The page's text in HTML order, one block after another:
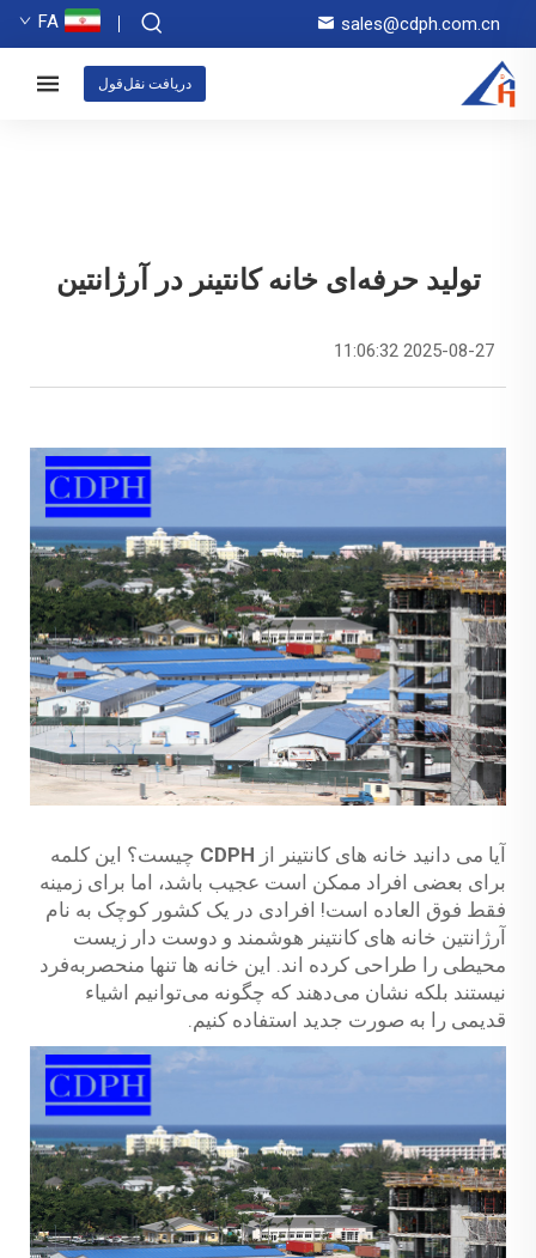
sales@cdph.com.cn
FA
دریافت نقل‌قول
تولید حرفه‌ای خانه کانتینر در آرژانتین
2025-08-27 11:06:32
آیا می دانید خانه های کانتینر از CDPH چیست؟ این کلمه
برای بعضی افراد ممکن است عجیب باشد، اما برای زمینه
فقط فوق العاده است! افرادی در یک کشور کوچک به نام
آرژانتین خانه های کانتینر هوشمند و دوست دار زیست
محیطی را طراحی کرده اند. این خانه ها تنها منحصربه‌فرد
نیستند بلکه نشان می‌دهند که چگونه می‌توانیم اشیاء
قدیمی را به صورت جدید استفاده کنیم.